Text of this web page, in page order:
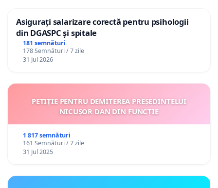
Asigurați salarizare corectă pentru psihologii
din DGASPC și spitale
181 semnături
178 Semnături / 7 zile
31 Jul 2026
PETIȚIE PENTRU DEMITEREA PREȘEDINTELUI
NICUȘOR DAN DIN FUNCȚIE
1 817 semnături
161 Semnături / 7 zile
31 Jul 2025